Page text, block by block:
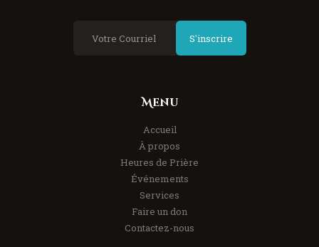
S'inscrire
Menu
Accueil
À propos
Heures de Prière
Événements
Services
Faire un don
Contactez-nous